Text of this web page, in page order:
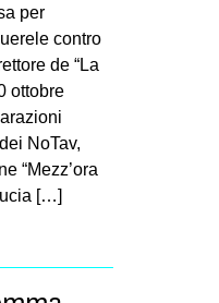
per
contro
de “La
ottobre
NoTav,
“Mezz’ora
[…]